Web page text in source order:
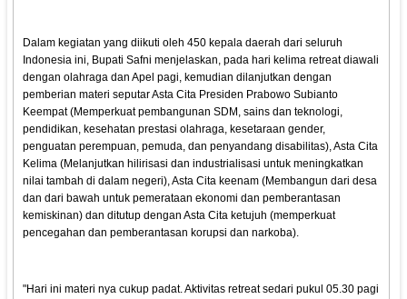
Dalam kegiatan yang diikuti oleh 450 kepala daerah dari seluruh
Indonesia ini, Bupati Safni menjelaskan, pada hari kelima retreat diawali
dengan olahraga dan Apel pagi, kemudian dilanjutkan dengan
pemberian materi seputar Asta Cita Presiden Prabowo Subianto
Keempat (Memperkuat pembangunan SDM, sains dan teknologi,
pendidikan, kesehatan prestasi olahraga, kesetaraan gender,
penguatan perempuan, pemuda, dan penyandang disabilitas), Asta Cita
Kelima (Melanjutkan hilirisasi dan industrialisasi untuk meningkatkan
nilai tambah di dalam negeri), Asta Cita keenam (Membangun dari desa
dan dari bawah untuk pemerataan ekonomi dan pemberantasan
kemiskinan) dan ditutup dengan Asta Cita ketujuh (memperkuat
pencegahan dan pemberantasan korupsi dan narkoba).
"Hari ini materi nya cukup padat. Aktivitas retreat sedari pukul 05.30 pagi